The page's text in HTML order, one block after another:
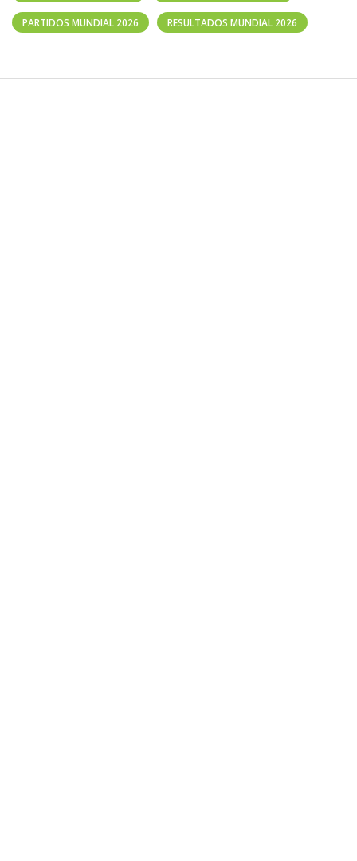
PARTIDOS MUNDIAL 2026 RESULTADOS MUNDIAL 2026